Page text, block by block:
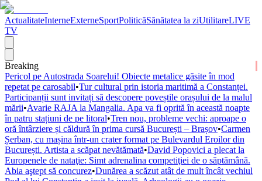
ActualitateInterneExterneSportPoliticăSănătatea la ziUtilitareLIVE
TV
Breaking
Pericol pe Autostrada Soarelui! Obiecte metalice găsite în mod
repetat pe carosabil•Tur cultural prin istoria maritimă a Constanței.
Participanții sunt invitați să descopere poveștile orașului de la malul
mării•Avarie RAJA la Mangalia. Apa va fi oprită în această noapte
în patru stațiuni de pe litoral•Tren nou, probleme vechi: aproape o
oră întârziere și căldură în prima cursă București – Brașov•Carmen
Șerban, cu mașina într-un crater format pe Bulevardul Eroilor din
București. Artista a scăpat nevătămată•David Popovici a plecat la
Europenele de nataţie: Simt adrenalina competiţiei de o săptămână.
Abia aştept să concurez•Dunărea a scăzut atât de mult încât vechiul